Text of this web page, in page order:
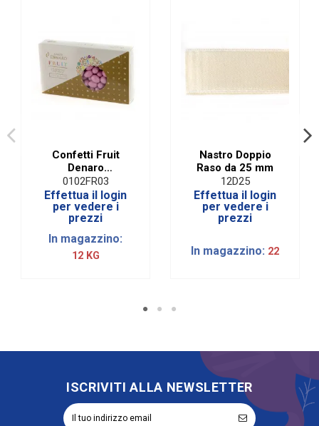
Confetti Fruit
Denaro
Cioccomandorla
Alla Frutta Senza
Glutine Rosa|1 KG
0102FR03
Effettua il login
per vedere i
prezzi
In magazzino:
12 KG
Nastro Doppio
Raso da 25 mm
12D25
Effettua il login
per vedere i
prezzi
In magazzino: 22
ISCRIVITI ALLA NEWSLETTER